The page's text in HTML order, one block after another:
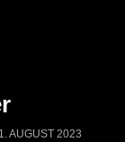
AUGUST 2023